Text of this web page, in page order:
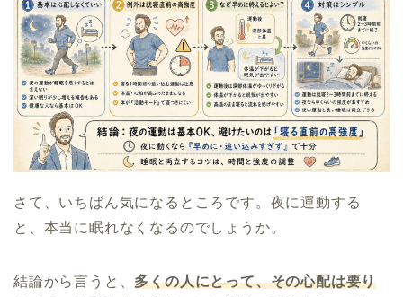
さて、いちばん気になるところです。夜に運動する
と、本当に眠れなくなるのでしょうか。
結論から言うと、多くの人にとって、その心配は要り